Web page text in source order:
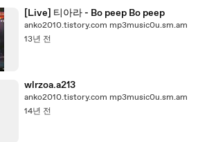
[Live] 티아라 - Bo peep Bo peep
anko2010.tistory.com mp3music0u.sm.am
13년 전
wlrzoa.a213
anko2010.tistory.com mp3music0u.sm.am
14년 전